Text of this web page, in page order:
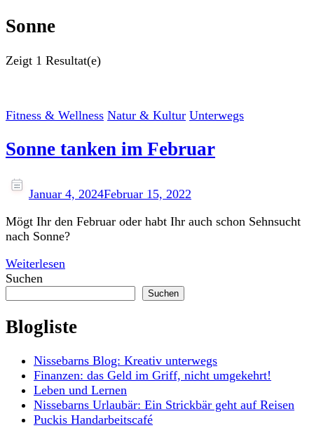
Sonne
Zeigt 1 Resultat(e)
Fitness & Wellness Natur & Kultur Unterwegs
Sonne tanken im Februar
Januar 4, 2024Februar 15, 2022
Mögt Ihr den Februar oder habt Ihr auch schon Sehnsucht
nach Sonne?
Weiterlesen
Suchen
Suchen
Blogliste
Nissebarns Blog: Kreativ unterwegs
Finanzen: das Geld im Griff, nicht umgekehrt!
Leben und Lernen
Nissebarns Urlaubär: Ein Strickbär geht auf Reisen
Puckis Handarbeitscafé